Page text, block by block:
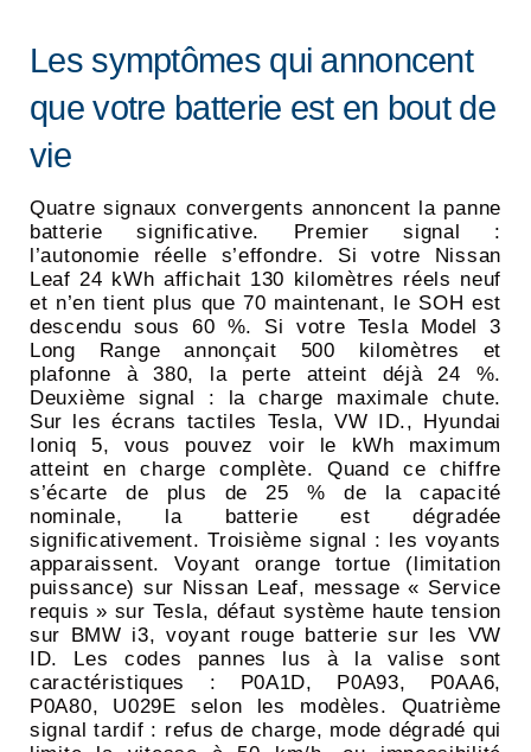
Les symptômes qui annoncent
que votre batterie est en bout de
vie
Quatre signaux convergents annoncent la panne
batterie significative. Premier signal :
l’autonomie réelle s’effondre. Si votre Nissan
Leaf 24 kWh affichait 130 kilomètres réels neuf
et n’en tient plus que 70 maintenant, le SOH est
descendu sous 60 %. Si votre Tesla Model 3
Long Range annonçait 500 kilomètres et
plafonne à 380, la perte atteint déjà 24 %.
Deuxième signal : la charge maximale chute.
Sur les écrans tactiles Tesla, VW ID., Hyundai
Ioniq 5, vous pouvez voir le kWh maximum
atteint en charge complète. Quand ce chiffre
s’écarte de plus de 25 % de la capacité
nominale, la batterie est dégradée
significativement. Troisième signal : les voyants
apparaissent. Voyant orange tortue (limitation
puissance) sur Nissan Leaf, message « Service
requis » sur Tesla, défaut système haute tension
sur BMW i3, voyant rouge batterie sur les VW
ID. Les codes pannes lus à la valise sont
caractéristiques : P0A1D, P0A93, P0AA6,
P0A80, U029E selon les modèles. Quatrième
signal tardif : refus de charge, mode dégradé qui